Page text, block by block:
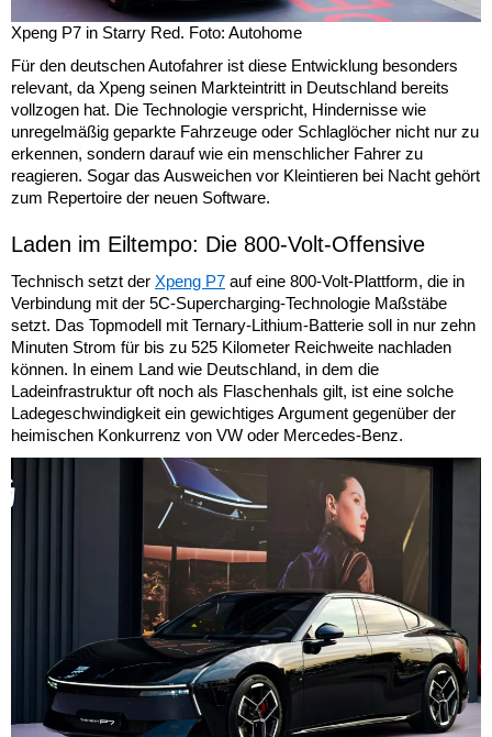
Xpeng P7 in Starry Red. Foto: Autohome
Für den deutschen Autofahrer ist diese Entwicklung besonders
relevant, da Xpeng seinen Markteintritt in Deutschland bereits
vollzogen hat. Die Technologie verspricht, Hindernisse wie
unregelmäßig geparkte Fahrzeuge oder Schlaglöcher nicht nur zu
erkennen, sondern darauf wie ein menschlicher Fahrer zu
reagieren. Sogar das Ausweichen vor Kleintieren bei Nacht gehört
zum Repertoire der neuen Software.
Laden im Eiltempo: Die 800-Volt-Offensive
Technisch setzt der Xpeng P7 auf eine 800-Volt-Plattform, die in
Verbindung mit der 5C-Supercharging-Technologie Maßstäbe
setzt. Das Topmodell mit Ternary-Lithium-Batterie soll in nur zehn
Minuten Strom für bis zu 525 Kilometer Reichweite nachladen
können. In einem Land wie Deutschland, in dem die
Ladeinfrastruktur oft noch als Flaschenhals gilt, ist eine solche
Ladegeschwindigkeit ein gewichtiges Argument gegenüber der
heimischen Konkurrenz von VW oder Mercedes-Benz.